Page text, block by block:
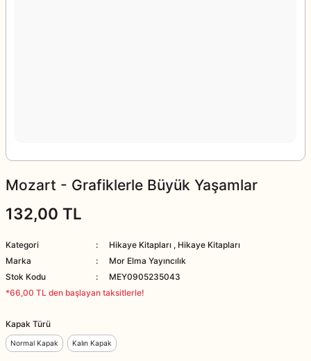
Mozart - Grafiklerle Büyük Yaşamlar
132,00 TL
Kategori Hikaye Kitapları , Hikaye Kitapları
Marka
Mor Elma Yayıncılık
Stok Kodu
MEY0905235043
*66,00 TL den başlayan taksitlerle!
Kapak Türü
Normal Kapak Kalın Kapak